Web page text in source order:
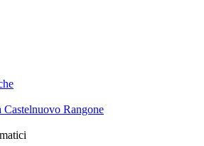
Rangone